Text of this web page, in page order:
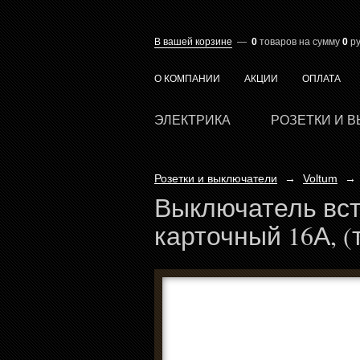
В вашей корзине — 0 товаров на сумму 0
О КОМПАНИИ АКЦИИ ОПЛАТА
ЭЛЕКТРИКА РОЗЕТКИ И
Розетки и выключатели → Voltum →
Выключатель
карточный 16А,